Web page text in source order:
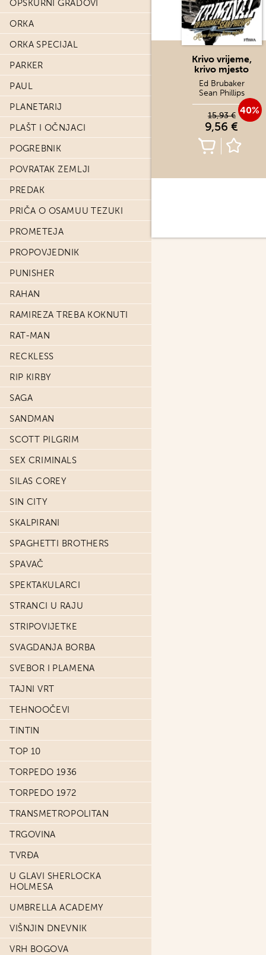
OPSKURNI GRADOVI
ORKA
ORKA SPECIJAL
PARKER
PAUL
PLANETARIJ
PLAŠT I OČNJACI
POGREBNIK
POVRATAK ZEMLJI
PREDAK
PRIČA O OSAMUU TEZUKI
PROMETEJA
PROPOVJEDNIK
PUNISHER
RAHAN
RAMIREZA TREBA KOKNUTI
RAT-MAN
RECKLESS
RIP KIRBY
SAGA
SANDMAN
SCOTT PILGRIM
SEX CRIMINALS
SILAS COREY
SIN CITY
SKALPIRANI
SPAGHETTI BROTHERS
SPAVAČ
SPEKTAKULARCI
STRANCI U RAJU
STRIPOVIJETKE
SVAGDANJA BORBA
SVEBOR I PLAMENA
TAJNI VRT
TEHNOOČEVI
TINTIN
TOP 10
TORPEDO 1936
TORPEDO 1972
TRANSMETROPOLITAN
TRGOVINA
TVRĐA
U GLAVI SHERLOCKA
HOLMESA
UMBRELLA ACADEMY
VIŠNJIN DNEVNIK
VRH BOGOVA
Krivo vrijeme,
krivo mjesto
Ed Brubaker
Sean Phillips
40%
15,93 €
9,56 €